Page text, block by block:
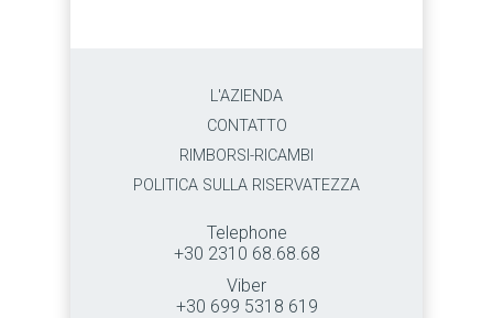
L'AZIENDA
CONTATTO
RIMBORSI-RICAMBI
POLITICA SULLA RISERVATEZZA
Telephone
+30 2310 68.68.68
Viber
+30 699 5318 619